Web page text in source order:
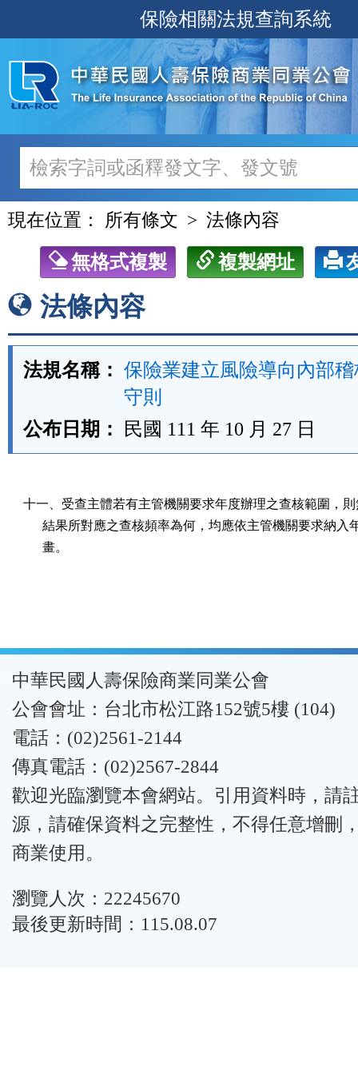
至
主
內
容
保險相關法規查詢系統
現在位置： 所有條文 法條內容
無格式複製 複製網址
法條內容
法規名稱： 保險業建立風險導向內部
守則
公布日期：
民國 111 年 10 月 27 日
十一、受查主體若有主管機關要求年度辦理之查核範圍，
結果所對應之查核頻率為何，均應依主管機關要求納入
      畫。
:::中華民國人壽保險商業同業公會
公會會址：台北市松江路152號5樓 (104)
電話：(02)2561-2144
傳真電話：(02)2567-2844
歡迎光臨瀏覽本會網站。引用資料時，請
源，請確保資料之完整性，不得任意增刪
商業使用。
瀏覽人次：22245670
最後更新時間：115.08.07